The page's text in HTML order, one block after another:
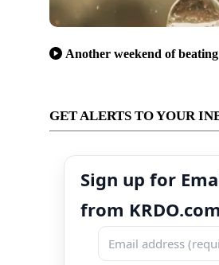
Another weekend of
GET ALERTS TO YOUR
Sign up for
from